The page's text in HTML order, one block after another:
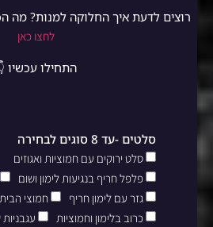
רוצים לדעת איך החלוקה למנות? מה
לחצו כאן
התחילו עכשיו
סלטים -עד 8 סוגים לבחירה
סלט ירוקים עם חמוציות ואגוזים
פלפל חריף בנגיעות לימון ושום
גזר עם לימון חריף
חמוצי
כרוב בלימון וחמוציות